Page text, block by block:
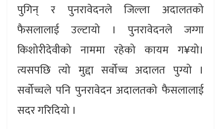
पुगिन् र पुनरावेदनले जिल्ला अदालतको
फैसलालाई उल्टायो । पुनरावेदनले जग्गा
किशोरीदेवीको नाममा रहेको कायम ग¥यो।
त्यसपछि त्यो मुद्दा सर्वोच्च अदालत पुग्यो ।
सर्वोच्चले पनि पुनरावेदन अदालतको फैसलालाई
सदर गरिदियो ।